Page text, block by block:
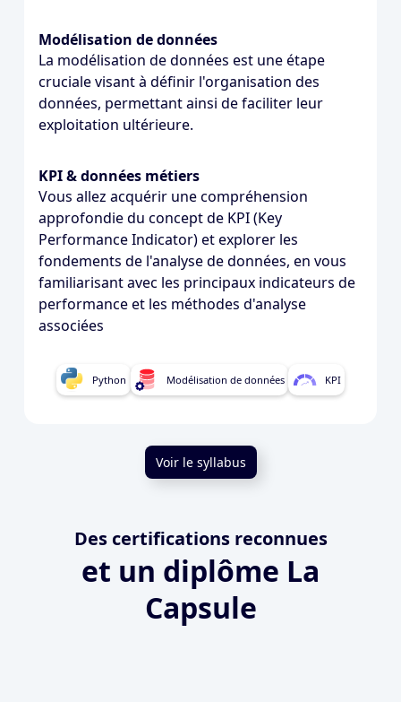
Modélisation de données
La modélisation de données est une étape
cruciale visant à définir l'organisation des
données, permettant ainsi de faciliter leur
exploitation ultérieure.
KPI & données métiers
Vous allez acquérir une compréhension
approfondie du concept de KPI (Key
Performance Indicator) et explorer les
fondements de l'analyse de données, en vous
familiarisant avec les principaux indicateurs de
performance et les méthodes d'analyse
associées
Python Modélisation de données KPI
Voir le syllabus
Des certifications reconnues
et un diplôme La
Capsule